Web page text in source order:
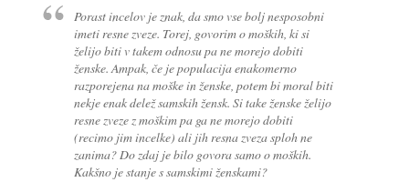
Porast incelov je znak, da smo vse bolj nesposobni
imeti resne zveze. Torej, govorim o moških, ki si
želijo biti v takem odnosu pa ne morejo dobiti
ženske. Ampak, če je populacija enakomerno
razporejena na moške in ženske, potem bi moral biti
nekje enak delež samskih žensk. Si take ženske želijo
resne zveze z moškim pa ga ne morejo dobiti
(recimo jim incelke) ali jih resna zveza sploh ne
zanima? Do zdaj je bilo govora samo o moških.
Kakšno je stanje s samskimi ženskami?